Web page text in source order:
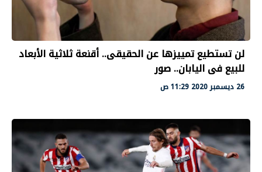
لن تستطيع تمييزها عن الحقيقى.. أقنعة ثلاثية الأبعاد
للبيع فى اليابان.. صور
26 ديسمبر 2020 11:29 ص